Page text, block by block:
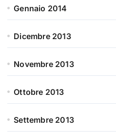
Gennaio 2014
Dicembre 2013
Novembre 2013
Ottobre 2013
Settembre 2013